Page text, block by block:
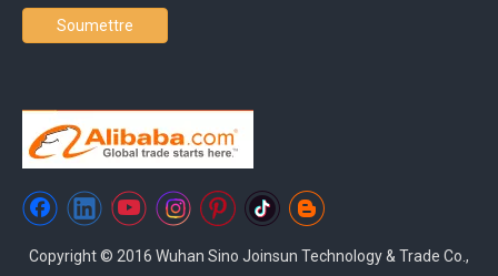
Soumettre
Copyright © 2016 Wuhan Sino Joinsun Technology & Trade Co.,